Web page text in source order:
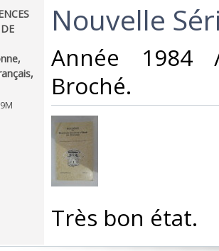
‎Nouvelle
‎Année 1984
Broché.‎
‎Très bon état.‎